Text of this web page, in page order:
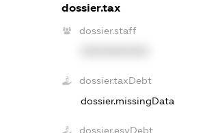
dossier.tax
dossier.staff
dossier.taxDebt
dossier.missingData
dossier.esvDebt